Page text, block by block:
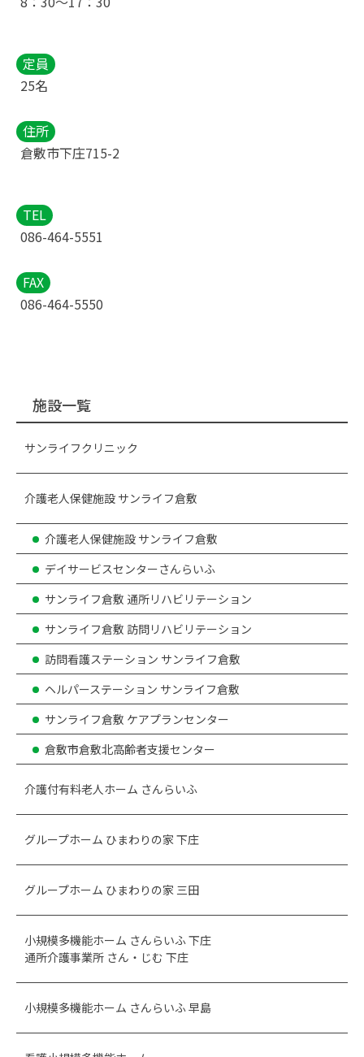
施設一覧
サンライフクリニック
介護老人保健施設 サンライフ倉敷
介護老人保健施設 サンライフ倉敷
デイサービスセンターさんらいふ
サンライフ倉敷 通所リハビリテーション
サンライフ倉敷 訪問リハビリテーション
訪問看護ステーション サンライフ倉敷
ヘルパーステーション サンライフ倉敷
サンライフ倉敷 ケアプランセンター
倉敷市倉敷北高齢者支援センター
介護付有料老人ホーム さんらいふ
グループホーム ひまわりの家 下庄
グループホーム ひまわりの家 三田
小規模多機能ホーム さんらいふ 下庄
通所介護事業所 さん・じむ 下庄
小規模多機能ホーム さんらいふ 早島
定員
25名
住所
倉敷市下庄715-2
TEL
086-464-5551
FAX
086-464-5550